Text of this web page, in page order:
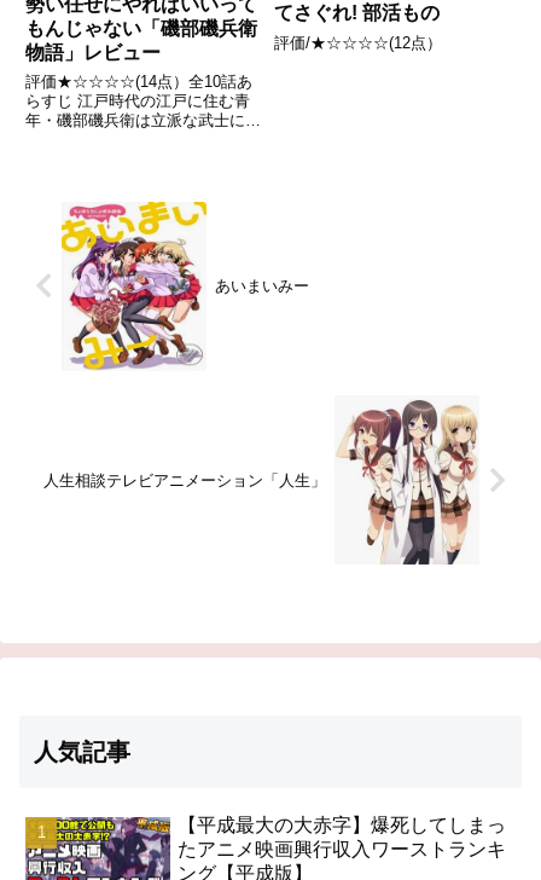
勢い任せにやればいいって
もんじゃない「磯部磯兵衛
物語」レビュー
評価★☆☆☆☆(14点）全10話あ
らすじ 江戸時代の江戸に住む青
年・磯部磯兵衛は立派な武士にな
イフを満喫するのであった。引用
- Wikipedia
てさぐれ! 部活もの
評価/★☆☆☆☆(12点）
あいまいみー
人生相談テレビアニメーション「人生」
人気記事
【平成最大の大赤字】爆死してしまっ
たアニメ映画興行収入ワーストランキ
ング【平成版】